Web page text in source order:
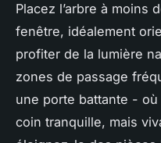
Placez l’arbre à moins
fenêtre, idéalement
profiter de la lumière
zones de passage
une porte battante -
coin tranquille, mais